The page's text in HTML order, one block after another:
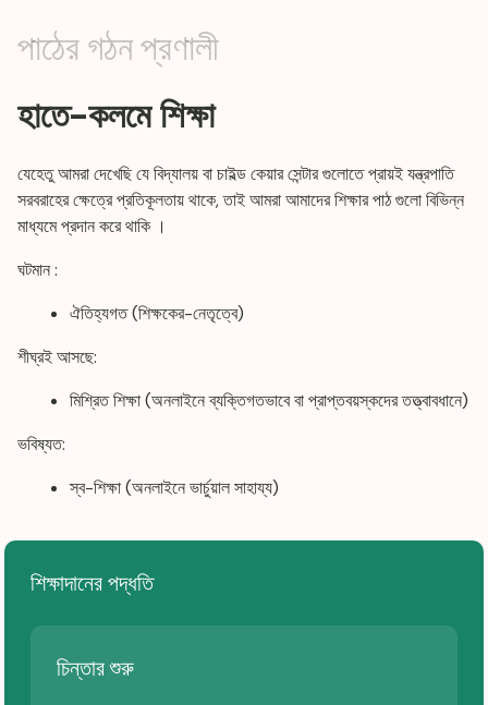
পাঠের গঠন প্রণালী
হাতে-কলমে শিক্ষা
যেহেতু আমরা দেখেছি যে বিদ্যালয় বা চাইল্ড কেয়ার সেন্টার গুলোতে প্রায়ই যন্ত্রপাতি
সরবরাহের ক্ষেত্রে প্রতিকূলতায় থাকে, তাই আমরা আমাদের শিক্ষার পাঠ গুলো বিভিন্ন
মাধ্যমে প্রদান করে থাকি ।
ঘটমান :
ঐতিহ্যগত (শিক্ষকের-নেতৃত্বে)
শীঘ্রই আসছে:
মিশ্রিত শিক্ষা (অনলাইনে ব্যক্তিগতভাবে বা প্রাপ্তবয়স্কদের তত্ত্বাবধানে)
ভবিষ্যত:
স্ব-শিক্ষা (অনলাইনে ভার্চুয়াল সাহায্য)
শিক্ষাদানের পদ্ধতি
চিন্তার শুরু